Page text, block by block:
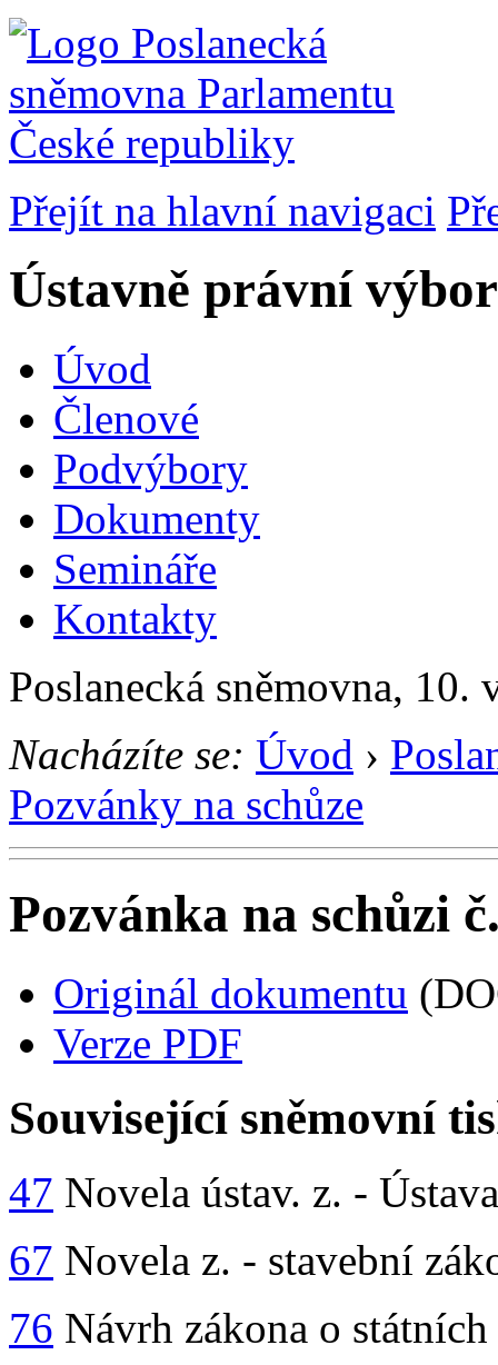
Přejít na hlavní navigaci
Ústavně právní výbor
Úvod
Členové
Podvýbory
Dokumenty
Semináře
Kontakty
Poslanecká sněmovna,
Nacházíte se: Úvod ›
Pozvánky na schůze
Pozvánka na schůzi
Originál dokumentu
Verze PDF
Související sněmovní
47 Novela ústav. z. -
67 Novela z. - stavební
76 Návrh zákona o